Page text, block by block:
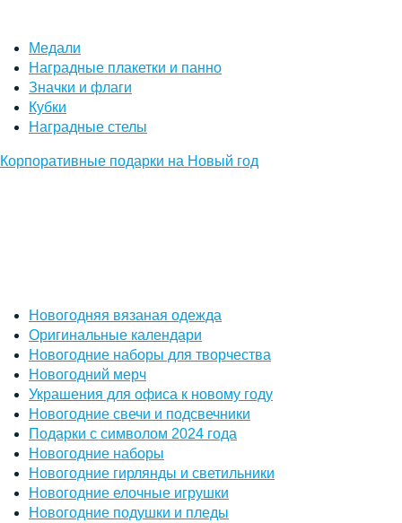
Медали
Наградные плакетки и панно
Значки и флаги
Кубки
Наградные стелы
Корпоративные подарки на Новый год
Новогодняя вязаная одежда
Оригинальные календари
Новогодние наборы для творчества
Новогодний мерч
Украшения для офиса к новому году
Новогодние свечи и подсвечники
Подарки с символом 2024 года
Новогодние наборы
Новогодние гирлянды и светильники
Новогодние елочные игрушки
Новогодние подушки и пледы